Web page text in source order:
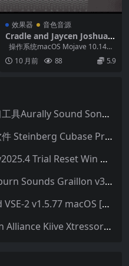
效果器 音色音源
Cradle and Jaycen Joshua T
he God Particle v1.2.4 WIN
MAC 混音母带插件 自动响度
均衡
操作系统macOS Mojave 10.14及
更高版本处理器Int...
10 月前 88 5.9
歌曲大师专业扒谱与学习工具Aurally Sound Song Master PRO v2.7.04 WiN
专业顶级音乐制作宿主软件 Steinberg Cubase Pro 14 v14.0.32 VR/R2R 原厂音源内含安装教程 [WiN MAC]（80GB+）
Avid Sibelius Ultimate v2025.4 Trial Reset Win 无限试用版 乐谱软件 西贝柳斯 MAC含音色库25G
实时人声变声器插件 Auburn Sounds Graillon v3.1.1 macOS
母带插件 Vertigo Sound VSE-2 v1.5.77 macOS [HCiSO]
插件联盟压缩插件 Plugin Alliance Kiive Xtressor v1.0.1 WIN MAC